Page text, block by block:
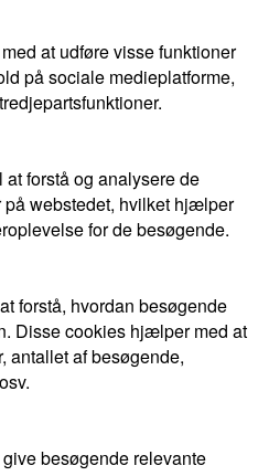
at udføre visse funktioner
på sociale medieplatforme,
forstå og analysere de
webstedet, hvilket hjælper
for de besøgende.
forstå, hvordan besøgende
Disse cookies hjælper med at
antallet af besøgende,
besøgende relevante